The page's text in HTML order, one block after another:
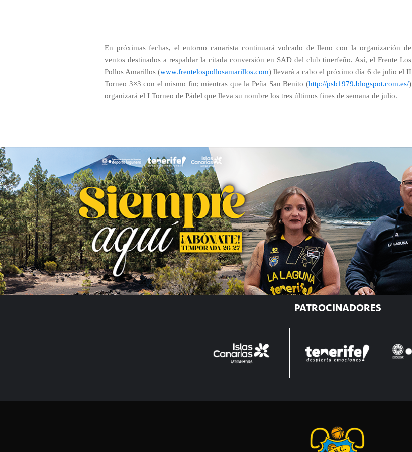
En próximas fechas, el entorno canarista continuará volcado de lleno con la organización de
ventos destinados a respaldar la citada conversión en SAD del club tinerfeño. Así, el Frente Los
Pollos Amarillos (www.frentelospollosamarillos.com) llevará a cabo el próximo día 6 de julio el II
Torneo 3×3 con el mismo fin; mientras que la Peña San Benito (http://psb1979.blogspot.com.es/)
organizará el I Torneo de Pádel que lleva su nombre los tres últimos fines de semana de julio.
PATROCINADORES